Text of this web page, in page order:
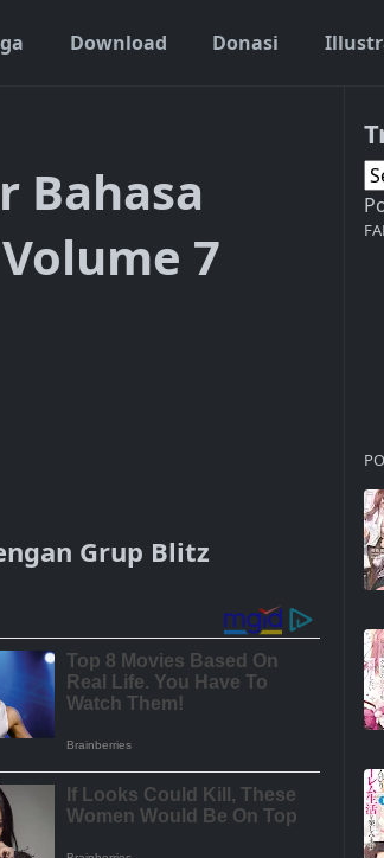
Download Donasi
Bahasa
7
Grup Blitz